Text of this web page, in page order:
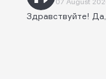
Здравствуйте!